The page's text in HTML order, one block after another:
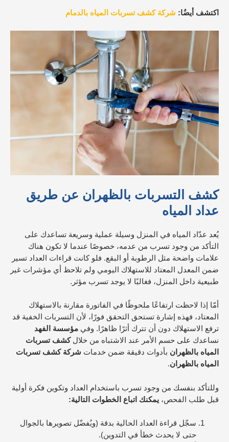
اكتشف أيضُا: شركة كشف تسربات المياه بالدمام
كشف التسربات بالظهران عن طريق
عداد المياه
يُعد عدّاد المياه في المنزل وسيلة عملية وسريعة تساعدك على
التأكد من وجود تسرب من عدمه، خصوصًا عندما لا تكون هناك
علامات واضحة مثل الرطوبة أو البقع. فلو كانت قراءات العداد تسير
ضمن المعدل المعتاد للاستهلاك اليومي ولم تلاحظ أي مؤشرات غير
طبيعية داخل المنزل، فغالبًا لا يوجد تسرب مؤثر.
أمّا إذا لاحظت ارتفاعًا ملحوظًا في الفاتورة مقارنة بالاستهلاك
المعتاد، فهذه إشارة تستحق التحقق فورًا، لأن التسربات الخفية قد
ترفع الاستهلاك دون أن تترك أثرًا ظاهرًا. وفي مؤسسة الفهد
نساعدك على حسم الأمر عند الاشتباه من خلالكشف تسربات
المياه بالظهران بأدوات دقيقة ضمن خدمات شركة كشف تسربات
المياه بالظهران.
وللتأكد بنفسك من وجود تسرب باستخدام العداد وتكوين فكرة أولية
قبل طلب الفحص، يمكنك اتباع الخطوات التالية:
سجّل قراءة العداد الحالية بدقة (ويُفضّل تصويرها بالجوال
حتى لا يحدث خطأ في التدوين).